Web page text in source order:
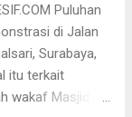
Puluhan
di Jalan
Surabaya,
itu terkait
wakaf Masjid